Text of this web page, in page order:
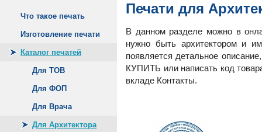
Что такое печать
Изготовление печати
Каталог печатей
Для ТОВ
Для ФОП
Для Врача
Для Архитектора
Печати для
В данном разделе можно в
нужно быть архитектором и
появляется детальное
КУПИТЬ или написать код
вкладе Контакты.